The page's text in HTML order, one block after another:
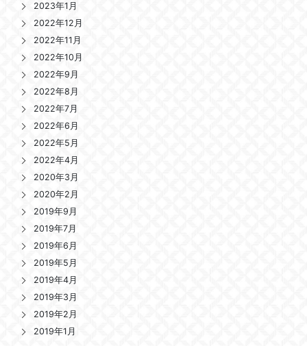
2023年1月
2022年12月
2022年11月
2022年10月
2022年9月
2022年8月
2022年7月
2022年6月
2022年5月
2022年4月
2020年3月
2020年2月
2019年9月
2019年7月
2019年6月
2019年5月
2019年4月
2019年3月
2019年2月
2019年1月